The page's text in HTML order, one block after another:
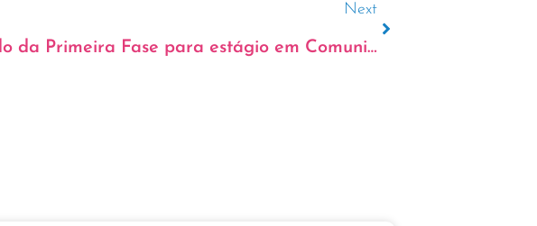
Next
Resultado da Primeira Fase para estágio em Comunicação e em Finanças